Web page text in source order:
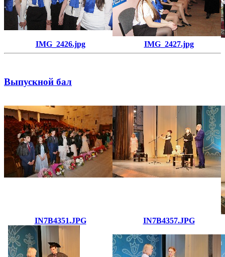
IMG_2426.jpg IMG_2427.jpg
Выпускной бал
IN7B4351.JPG IN7B4357.JPG